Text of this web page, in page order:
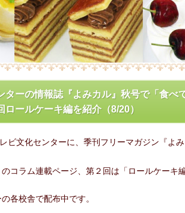
ダー
ターの情報誌『よみカル』秋号で「食べ
ールケーキ編を紹介（8/20）
ビ文化センターに、季刊フリーマガジン『よ
コラム連載ページ、第２回は「ロールケーキ編
各校舎で配布中です。